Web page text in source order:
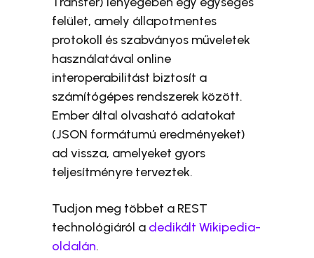
felület, amely állapotmentes
protokoll és szabványos műveletek
használatával online
interoperabilitást biztosít a
számítógépes rendszerek között.
Ember által olvasható adatokat
(JSON formátumú eredményeket)
ad vissza, amelyeket gyors
teljesítményre terveztek.
Tudjon meg többet a REST
technológiáról a dedikált Wikipedia-
oldalán.